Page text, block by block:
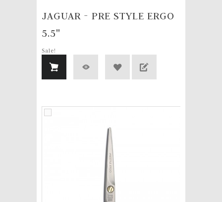
JAGUAR - PRE STYLE ERGO
5.5"
Sale!